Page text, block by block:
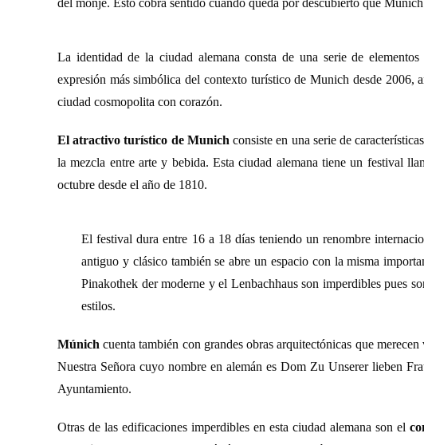
del monje. Esto cobra sentido cuando queda por descubierto que
La identidad de la ciudad alemana consta de una serie de
expresión más simbólica del contexto turístico de Munich desde 2006,
ciudad cosmopolita con corazón.
El atractivo turístico de Munich consiste en una serie de
la mezcla entre arte y bebida. Esta ciudad alemana tiene un festival
octubre desde el año de 1810.
El festival dura entre 16 a 18 días teniendo un renombre
antiguo y clásico también se abre un espacio con la misma
Pinakothek der moderne y el Lenbachhaus son imperdibles pues
estilos.
Múnich cuenta también con grandes obras arquitectónicas que
Nuestra Señora cuyo nombre en alemán es Dom Zu Unserer lieben
Ayuntamiento.
Otras de las edificaciones imperdibles en esta ciudad alemana son el